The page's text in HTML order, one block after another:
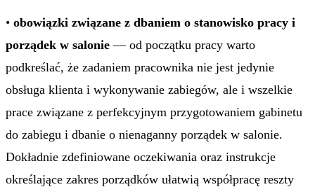
• obowiązki związane z dbaniem o stanowisko pracy i
porządek w salonie — od początku pracy warto
podkreślać, że zadaniem pracownika nie jest jedynie
obsługa klienta i wykonywanie zabiegów, ale i wszelkie
prace związane z perfekcyjnym przygotowaniem gabinetu
do zabiegu i dbanie o nienaganny porządek w salonie.
Dokładnie zdefiniowane oczekiwania oraz instrukcje
określające zakres porządków ułatwią współpracę reszty